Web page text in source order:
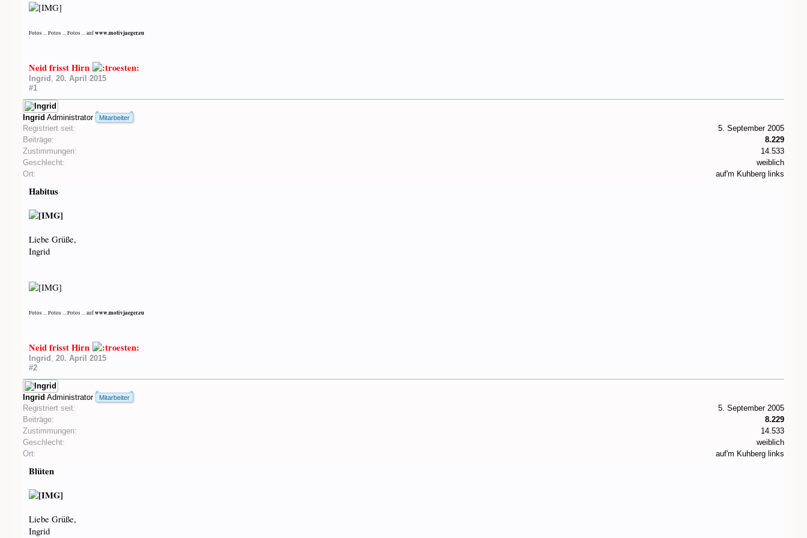
Fotos ... Fotos ... Fotos ... aufwww.motivjaeger.eu
Neid frisst Hirn
Ingrid , 20. April 2015
#1
Ingrid Administrator Mitarbeiter
Registriert seit:
5. September 2005
Beiträge:
8.229
Zustimmungen:
14.533
Geschlecht:
weiblich
Ort:
auf'm Kuhberg links
Habitus
Liebe Grüße,
Ingrid
Fotos ... Fotos ... Fotos ... aufwww.motivjaeger.eu
Neid frisst Hirn
Ingrid , 20. April 2015
#2
Ingrid Administrator Mitarbeiter
Registriert seit:
5. September 2005
Beiträge:
8.229
Zustimmungen:
14.533
Geschlecht:
weiblich
Ort:
auf'm Kuhberg links
Blüten
Liebe Grüße,
Ingrid